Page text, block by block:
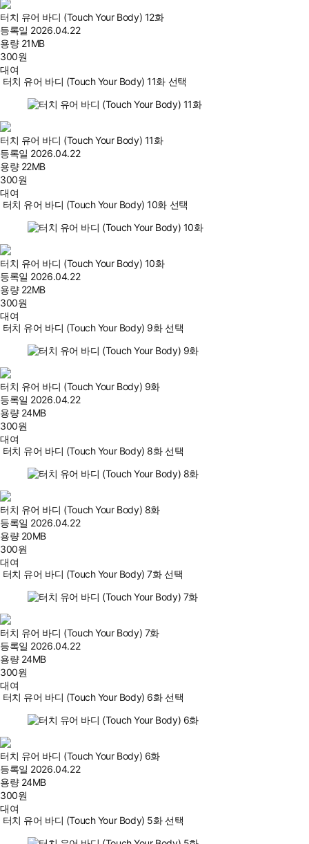
터치 유어 바디 (Touch Your Body) 12화
등록일 2026.04.22
용량 21MB
300원
대여
터치 유어 바디 (Touch Your Body) 11화 선택
터치 유어 바디 (Touch Your Body) 11화
등록일 2026.04.22
용량 22MB
300원
대여
터치 유어 바디 (Touch Your Body) 10화 선택
터치 유어 바디 (Touch Your Body) 10화
등록일 2026.04.22
용량 22MB
300원
대여
터치 유어 바디 (Touch Your Body) 9화 선택
터치 유어 바디 (Touch Your Body) 9화
등록일 2026.04.22
용량 24MB
300원
대여
터치 유어 바디 (Touch Your Body) 8화 선택
터치 유어 바디 (Touch Your Body) 8화
등록일 2026.04.22
용량 20MB
300원
대여
터치 유어 바디 (Touch Your Body) 7화 선택
터치 유어 바디 (Touch Your Body) 7화
등록일 2026.04.22
용량 24MB
300원
대여
터치 유어 바디 (Touch Your Body) 6화 선택
터치 유어 바디 (Touch Your Body) 6화
등록일 2026.04.22
용량 24MB
300원
대여
터치 유어 바디 (Touch Your Body) 5화 선택